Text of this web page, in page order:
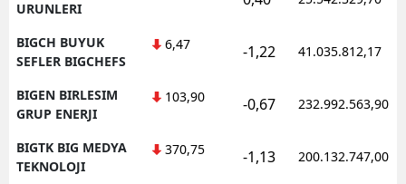
URUNLERI
BIGCH BUYUK
SEFLER BIGCHEFS
6,47 -1,22 41.035.812,17
BIGEN BIRLESIM
GRUP ENERJI
103,90 -0,67 232.992.563,90
BIGTK BIG MEDYA
TEKNOLOJI
370,75 -1,13 200.132.747,00